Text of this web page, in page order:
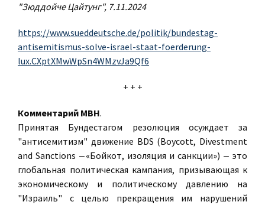
"Зюддойче Цайтунг", 7.11.2024
https://www.sueddeutsche.de/politik/bundestag-
antisemitismus-solve-israel-staat-foerderung-
lux.CXptXMwWpSn4WMzvJa9Qf6
+ + +
Комментарий МВН.
Принятая Бундестагом резолюция осуждает за
"антисемитизм" движение BDS (Boycott, Divestment
and Sanctions ‒ «Бойкот, изоляция и санкции») ‒ это
глобальная политическая кампания, призывающая к
экономическому и политическому давлению на
"Израиль" с целью прекращения им нарушений